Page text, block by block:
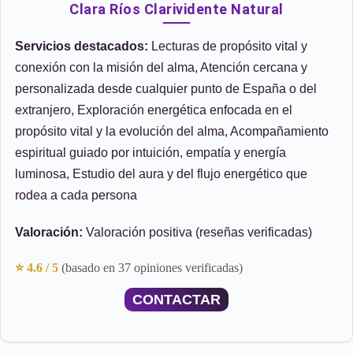
Clara Ríos Clarividente Natural
Servicios destacados: Lecturas de propósito vital y
conexión con la misión del alma, Atención cercana y
personalizada desde cualquier punto de España o del
extranjero, Exploración energética enfocada en el
propósito vital y la evolución del alma, Acompañamiento
espiritual guiado por intuición, empatía y energía
luminosa, Estudio del aura y del flujo energético que
rodea a cada persona
Valoración: Valoración positiva (reseñas verificadas)
⭐ 4.6 / 5 (basado en 37 opiniones verificadas)
CONTACTAR